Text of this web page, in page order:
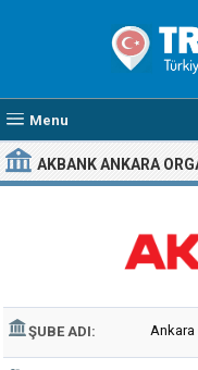
Menu
AKBANK ANKARA
ŞUBE ADI: Ankara